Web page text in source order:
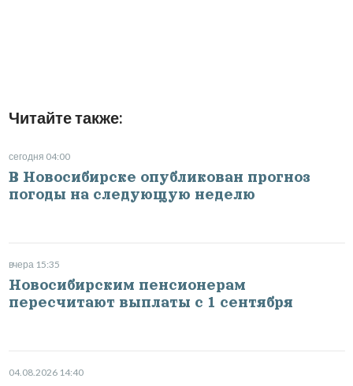
Читайте также:
сегодня 04:00
В Новосибирске опубликован прогноз
погоды на следующую неделю
вчера 15:35
Новосибирским пенсионерам
пересчитают выплаты с 1 сентября
04.08.2026 14:40